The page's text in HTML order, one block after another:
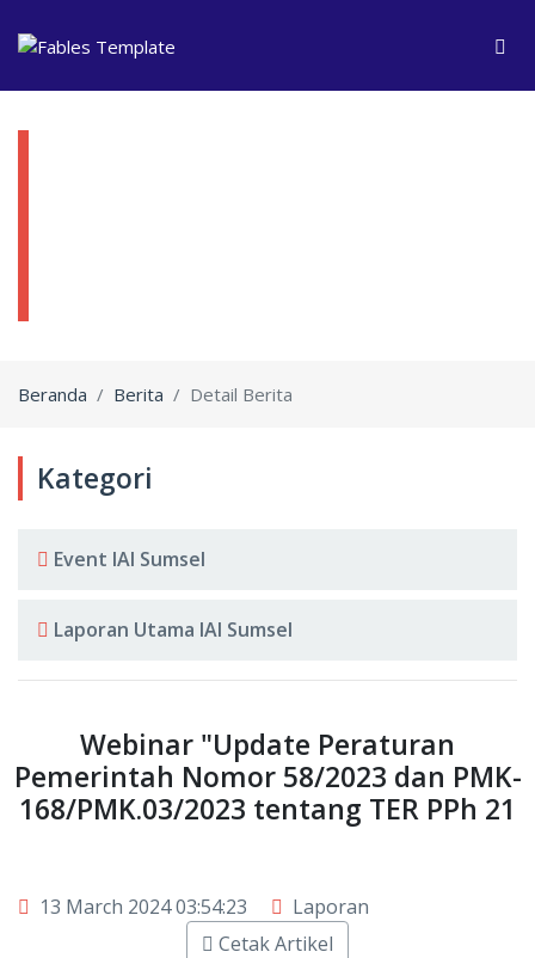
Beranda Berita Detail Berita
Kategori
Event IAI Sumsel
Laporan Utama IAI Sumsel
Webinar "Update Peraturan
Pemerintah Nomor 58/2023 dan PMK-
168/PMK.03/2023 tentang TER PPh 21
13 March 2024 03:54:23
Laporan
Cetak Artikel